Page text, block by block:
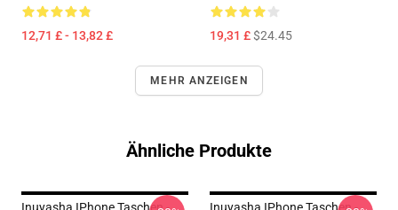
12,71 £ - 13,82 £ 19,31 £$24.45
MEHR ANZEIGEN
Ähnliche Produkte